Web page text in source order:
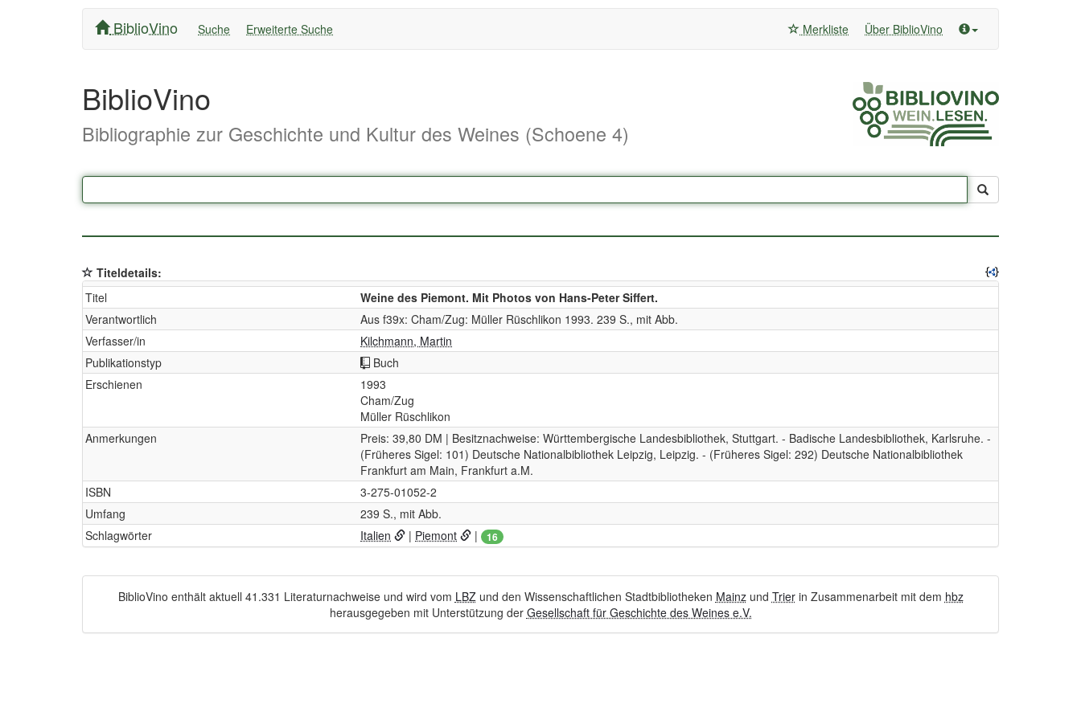
BiblioVino Suche Erweiterte Suche Merkliste Über BiblioVino
BiblioVino
Bibliographie zur Geschichte und Kultur des Weines (Schoene 4)
Titeldetails:
Titel
Weine des Piemont. Mit Photos von Hans-Peter Siffert.
Verantwortlich
Aus f39x: Cham/Zug: Müller Rüschlikon 1993. 239 S., mit Abb.
Verfasser/in
Kilchmann, Martin
Publikationstyp
Buch
Erschienen
1993
Cham/Zug
Müller Rüschlikon
Anmerkungen
Preis: 39,80 DM | Besitznachweise: Württembergische Landesbibliothek, Stuttgart. - Badische Landesbibliothek, Karlsruhe. -
(Früheres Sigel: 101) Deutsche Nationalbibliothek Leipzig, Leipzig. - (Früheres Sigel: 292) Deutsche Nationalbibliothek
Frankfurt am Main, Frankfurt a.M.
ISBN
3-275-01052-2
Umfang
239 S., mit Abb.
Schlagwörter
Italien | Piemont | 16
BiblioVino enthält aktuell 41.331 Literaturnachweise und wird vom LBZund den Wissenschaftlichen Stadtbibliotheken Mainzund Trierin Zusammenarbeit mit dem hbz
herausgegeben mit Unterstützung der Gesellschaft für Geschichte des Weines e.V.